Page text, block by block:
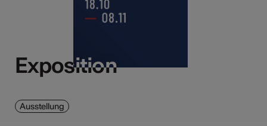
Exposition
Exposition
Ausstellung